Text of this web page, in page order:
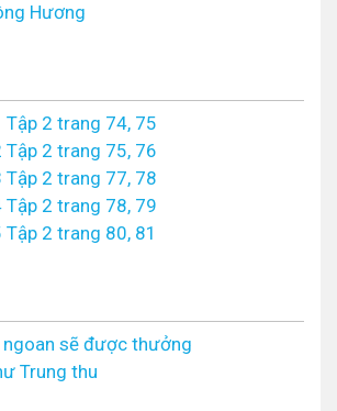
Hương
Tập 2 trang 74, 75
Tập 2 trang 75, 76
Tập 2 trang 77, 78
Tập 2 trang 78, 79
Tập 2 trang 80, 81
ngoan sẽ được thưởng
Trung thu